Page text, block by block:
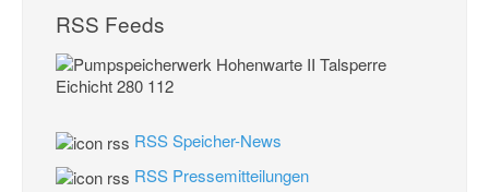
RSS Feeds
RSS Speicher-News
RSS Pressemitteilungen